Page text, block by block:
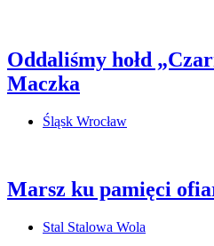
Oddaliśmy hołd
Maczka
Śląsk Wrocław
Marsz ku pamięci
Stal Stalowa Wola